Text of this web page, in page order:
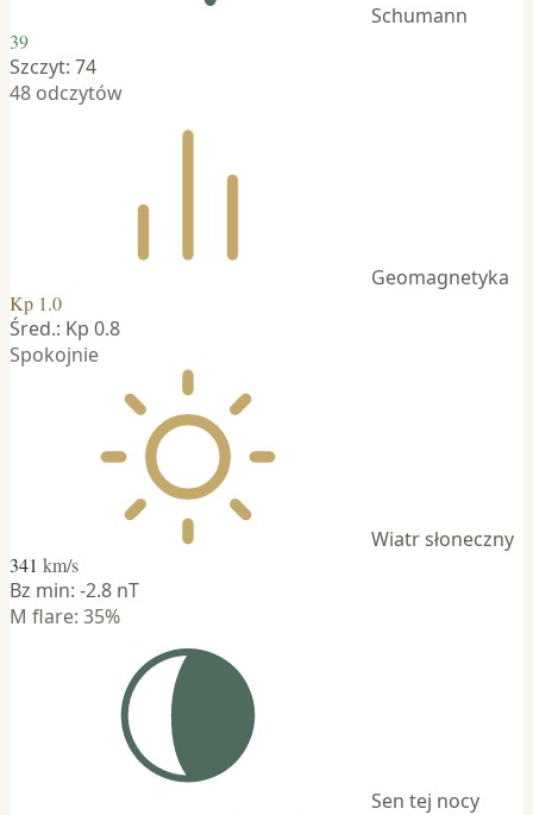
Schumann
39
Szczyt: 74
48 odczytów
Geomagnetyka
Kp 1.0
Śred.: Kp 0.8
Spokojnie
Wiatr słoneczny
341 km/s
Bz min: -2.8 nT
M flare: 35%
Sen tej nocy